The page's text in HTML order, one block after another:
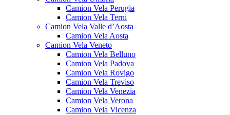
Camion Vela Perugia
Camion Vela Terni
Camion Vela Valle d’Aosta
Camion Vela Aosta
Camion Vela Veneto
Camion Vela Belluno
Camion Vela Padova
Camion Vela Rovigo
Camion Vela Treviso
Camion Vela Venezia
Camion Vela Verona
Camion Vela Vicenza